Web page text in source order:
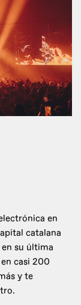
en
catalana
su última
casi 200
y te